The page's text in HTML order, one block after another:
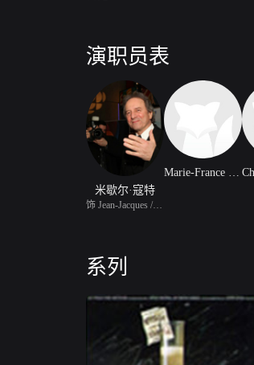
演职员表
米歇尔·寇特
Marie-France Duquette
系列